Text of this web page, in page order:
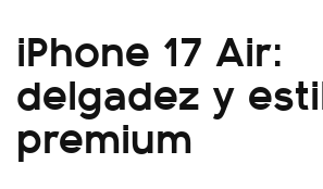
iPhone 17 Air:
delgadez y
premium